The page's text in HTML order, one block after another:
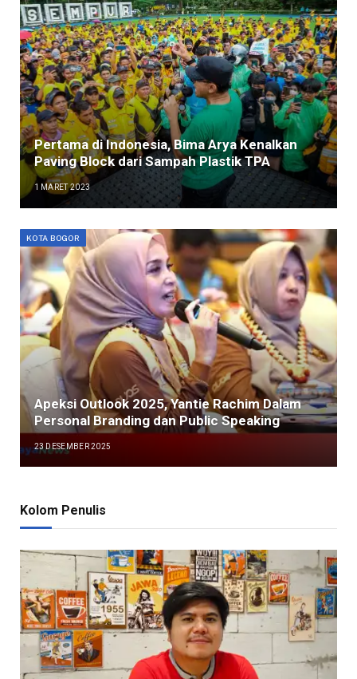
Pertama di Indonesia, Bima Arya Kenalkan
Paving Block dari Sampah Plastik TPA
1 MARET 2023
KOTA BOGOR
Apeksi Outlook 2025, Yantie Rachim Dalam
Personal Branding dan Public Speaking
23 DESEMBER 2025
Kolom Penulis